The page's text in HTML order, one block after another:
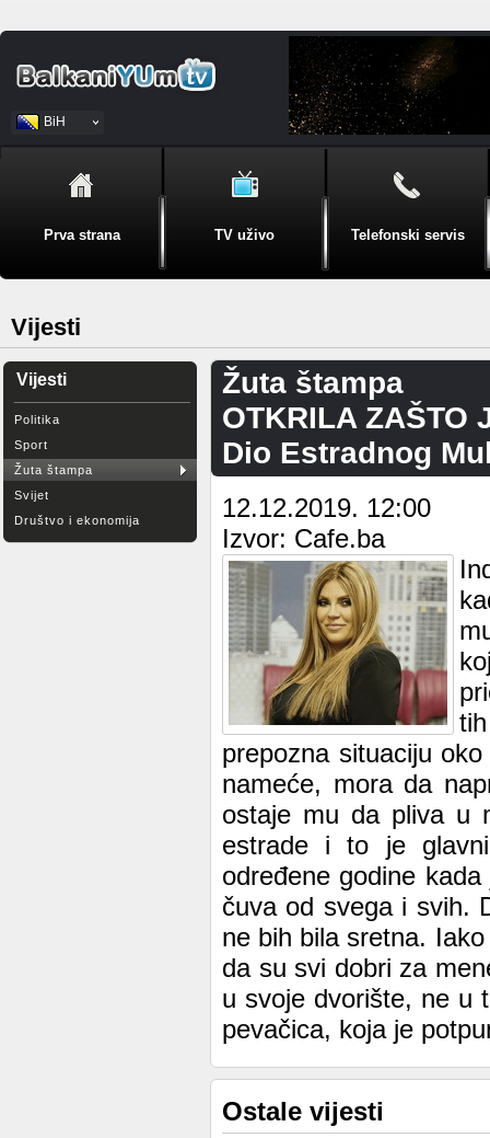
BiH
Srpski
Prva strana TV uživo Telefonski servis
Vijesti
Vijesti
Politika
Sport
Žuta štampa
Svijet
Društvo i ekonomija
Žuta štampa
OTKRILA ZAŠTO
Dio Estradnog
12.12.2019. 12:00
Izvor: Cafe.ba
prepozna situaciju
nameće, mora da
ostaje mu da pliva u
estrade i to je
određene godine
čuva od svega i svih.
ne bih bila sretna.
da su svi dobri za
u svoje dvorište, ne u
pevačica, koja je
Ostale vijesti